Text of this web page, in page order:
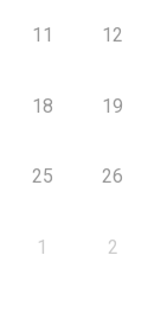
11 12
18 19
25 26
1 2